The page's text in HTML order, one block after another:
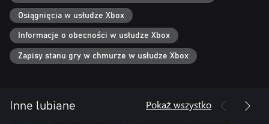
Osiągnięcia w usłudze Xbox
Informacje o obecności w usłudze Xbox
Zapisy stanu gry w chmurze w usłudze Xbox
Inne lubiane Pokaż wszystko